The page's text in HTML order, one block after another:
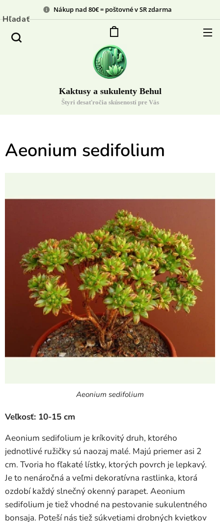
Nákup nad 80€ = poštovné v SR zdarma
Kaktusy a sukulenty Behul
Štyri desaťročia skúseností pre Vás
Hľadať
Aeonium sedifolium
Aeonium sedifolium
Veľkosť: 10-15 cm
Aeonium sedifolium je kríkovitý druh, ktorého
jednotlivé ružičky sú naozaj malé. Majú priemer asi 2
cm. Tvoria ho fľakaté lístky, ktorých povrch je lepkavý.
Je to nenáročná a veľmi dekoratívna rastlinka, ktorá
ozdobí každý slnečný okenný parapet. Aeonium
sedifolium je tiež vhodné na pestovanie sukulentného
bonsaja. Poteší nás tiež súkvetiami drobných kvietkov